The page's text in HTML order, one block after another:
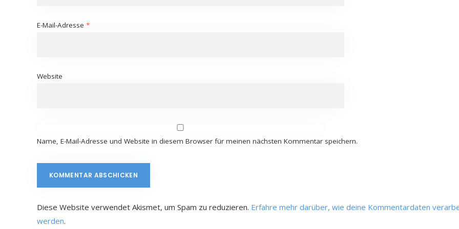
E-Mail-Adresse *
Website
Name, E-Mail-Adresse und Website in diesem Browser für meinen nächsten Kommentar speichern.
Diese Website verwendet Akismet, um Spam zu reduzieren. Erfahre mehr darüber, wie deine Kommentardaten
werden.